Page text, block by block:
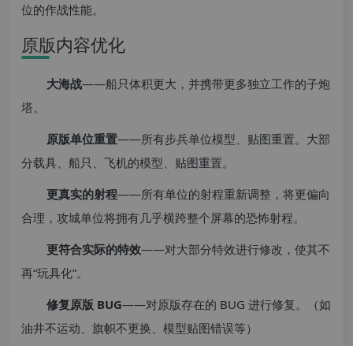
位的作战性能。
原版内容优化
大海战——船只体积更大，并携带更多独立工作的子炮
塔。
原版单位重置——所有步兵单位模型、贴图重置。大部
分载具、船只、飞机的模型、贴图重置。
更真实的射程——所有单位的射程重新调整，将更偏向
合理，攻城单位将拥有几乎横跨整个屏幕的恐怖射程。
更符合实际的特效——对大部分特效进行修改，使其不
再“玩具化”。
修复原版 BUG——对原版存在的 BUG 进行修复。（如
油井不运动、旗帜不更换、模型贴图错误等）